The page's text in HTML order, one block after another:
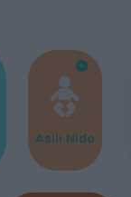
Asili Nido